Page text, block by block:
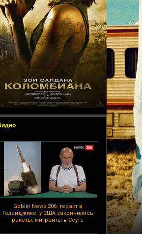
Goblin News 206: теракт в
Геленджике, у США закончились
ракеты, мигранты в Сеуте